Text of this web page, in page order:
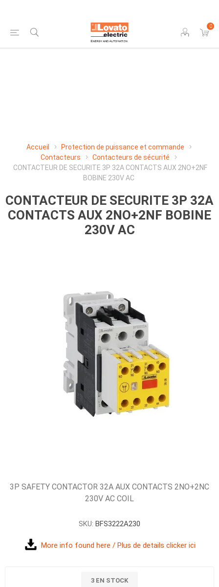
0
Accueil
Protection de puissance et commande
Contacteurs
Contacteurs de sécurité
CONTACTEUR DE SECURITE 3P 32A CONTACTS AUX 2NO+2NF
BOBINE 230V AC
CONTACTEUR DE SECURITE 3P 32A
CONTACTS AUX 2NO+2NF BOBINE
230V AC
3P SAFETY CONTACTOR 32A AUX CONTACTS 2NO+2NC
230V AC COIL
SKU: BFS3222A230
More info found here / Plus de details clicker ici
3 EN STOCK